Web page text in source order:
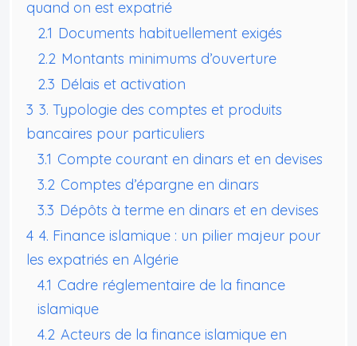
quand on est expatrié
2.1 Documents habituellement exigés
2.2 Montants minimums d’ouverture
2.3 Délais et activation
3 3. Typologie des comptes et produits
bancaires pour particuliers
3.1 Compte courant en dinars et en devises
3.2 Comptes d’épargne en dinars
3.3 Dépôts à terme en dinars et en devises
4 4. Finance islamique : un pilier majeur pour
les expatriés en Algérie
4.1 Cadre réglementaire de la finance
islamique
4.2 Acteurs de la finance islamique en